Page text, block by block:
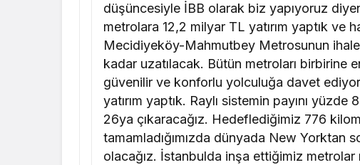
düşüncesiyle İBB olarak biz yapıyoruz
metrolara 12,2 milyar TL yatırım yaptık ve
Mecidiyeköy-Mahmutbey Metrosunun
kadar uzatılacak. Bütün metroları birbirine
güvenilir ve konforlu yolculuğa davet
yatırım yaptık. Raylı sistemin payını yüzde
26ya çıkaracağız. Hedeflediğimiz 776
tamamladığımızda dünyada New Yorktan
olacağız. İstanbulda inşa ettiğimiz